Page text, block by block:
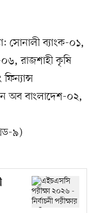
সোনালী ব্যাংক-০১,
রাজশাহী কৃষি
অব বাংলাদেশ-০২,
৯)